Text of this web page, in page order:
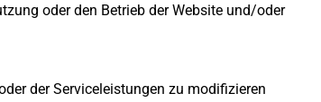
oder den Betrieb der Website und/oder
der Serviceleistungen zu modifizieren